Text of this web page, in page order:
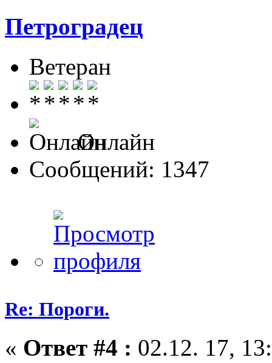
Петроградец
Ветеран
Онлайн
Сообщений: 1347
Re: Пороги.
« Ответ #4 : 02.12. 17,